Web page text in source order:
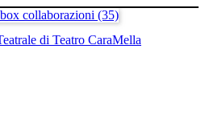
di Teatro CaraMella